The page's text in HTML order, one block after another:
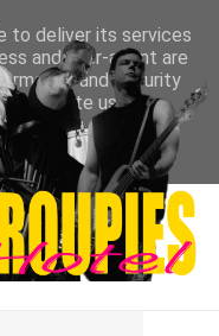
to deliver its services
and user-agent are
and security
generate usage
abuse.
IT